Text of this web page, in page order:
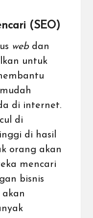
(SEO)
webdan
untuk
di internet.
di
di hasil
orang akan
mencari
bisnis